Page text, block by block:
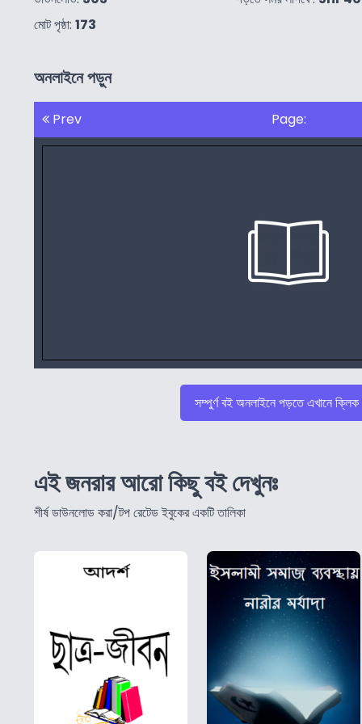
মোট পৃষ্ঠা: 173
অনলাইনে পড়ুন
Prev Page:
সম্পুর্ণ বই অনলাইনে পড়তে এখানে
এই জনরার আরো কিছু বই দেখুনঃ
শীর্ষ ডাউনলোড করা/টপ রেটেড ইবুকের একটি তালিকা